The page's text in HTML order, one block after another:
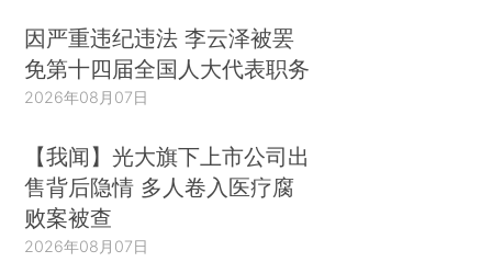
因严重违纪违法 李云泽被罢
免第十四届全国人大代表职务
2026年08月07日
【我闻】光大旗下上市公司出
售背后隐情 多人卷入医疗腐
败案被查
2026年08月07日